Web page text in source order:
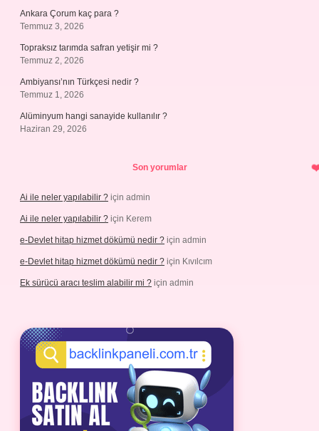
Ankara Çorum kaç para ?
Temmuz 3, 2026
Topraksız tarımda safran yetişir mi ?
Temmuz 2, 2026
Ambiyansı’nın Türkçesi nedir ?
Temmuz 1, 2026
Alüminyum hangi sanayide kullanılır ?
Haziran 29, 2026
Son yorumlar
Ai ile neler yapılabilir ? için admin
Ai ile neler yapılabilir ? için Kerem
e-Devlet hitap hizmet dökümü nedir ? için admin
e-Devlet hitap hizmet dökümü nedir ? için Kıvılcım
Ek sürücü aracı teslim alabilir mi ? için admin